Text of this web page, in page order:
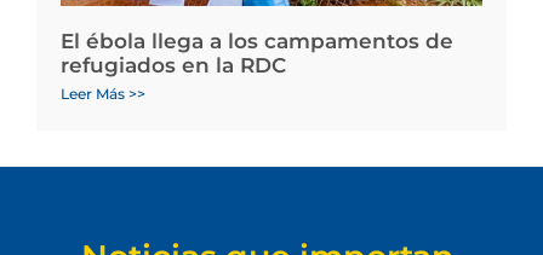
El ébola llega a los campamentos de
refugiados en la RDC
Leer Más >>